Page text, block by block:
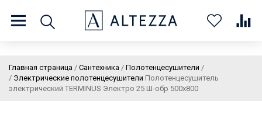
8 (800) 201 60 03 9:00 - 21:00 ПН-ВС
Главная страница / Сантехника / Полотенцесушители
/ Электрические полотенцесушители
/
Полотенцесушитель
электрический TERMINUS Электро 25 Ш-обр 500х800